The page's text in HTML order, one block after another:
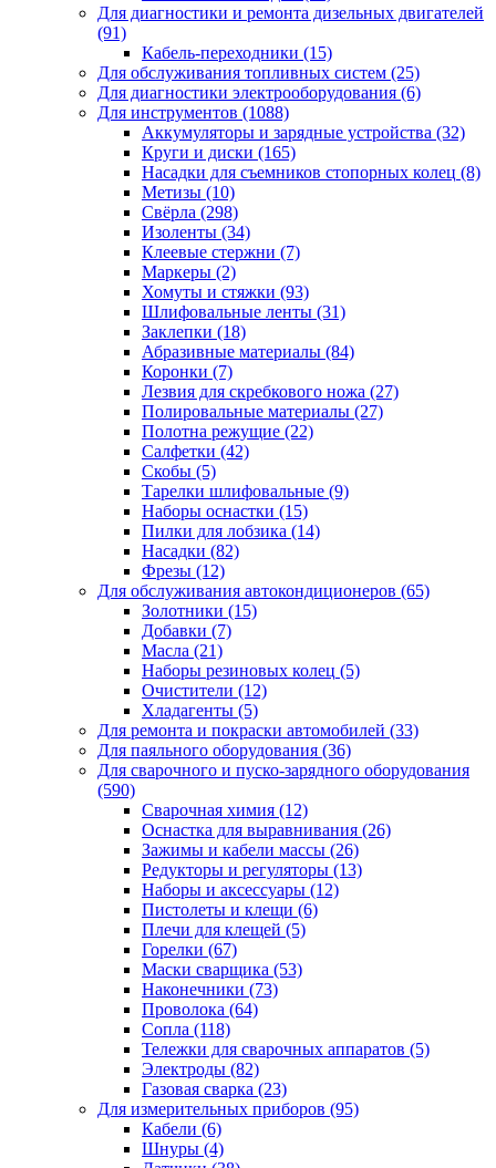
Для диагностики и ремонта дизельных двигателей
(91)
Кабель-переходники (15)
Для обслуживания топливных систем (25)
Для диагностики электрооборудования (6)
Для инструментов (1088)
Аккумуляторы и зарядные устройства (32)
Круги и диски (165)
Насадки для съемников стопорных колец (8)
Метизы (10)
Свёрла (298)
Изоленты (34)
Клеевые стержни (7)
Маркеры (2)
Хомуты и стяжки (93)
Шлифовальные ленты (31)
Заклепки (18)
Абразивные материалы (84)
Коронки (7)
Лезвия для скребкового ножа (27)
Полировальные материалы (27)
Полотна режущие (22)
Салфетки (42)
Скобы (5)
Тарелки шлифовальные (9)
Наборы оснастки (15)
Пилки для лобзика (14)
Насадки (82)
Фрезы (12)
Для обслуживания автокондиционеров (65)
Золотники (15)
Добавки (7)
Масла (21)
Наборы резиновых колец (5)
Очистители (12)
Хладагенты (5)
Для ремонта и покраски автомобилей (33)
Для паяльного оборудования (36)
Для сварочного и пуско-зарядного оборудования
(590)
Сварочная химия (12)
Оснастка для выравнивания (26)
Зажимы и кабели массы (26)
Редукторы и регуляторы (13)
Наборы и аксессуары (12)
Пистолеты и клещи (6)
Плечи для клещей (5)
Горелки (67)
Маски сварщика (53)
Наконечники (73)
Проволока (64)
Сопла (118)
Тележки для сварочных аппаратов (5)
Электроды (82)
Газовая сварка (23)
Для измерительных приборов (95)
Кабели (6)
Шнуры (4)